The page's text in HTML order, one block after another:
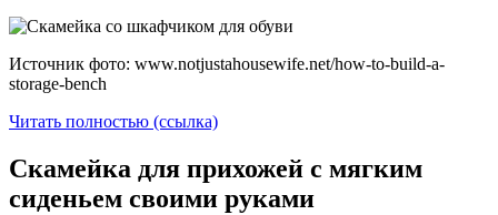
Источник фото: www.notjustahousewife.net/how-to-build-a-
storage-bench
Читать полностью (ссылка)
Скамейка для прихожей с мягким
сиденьем своими руками